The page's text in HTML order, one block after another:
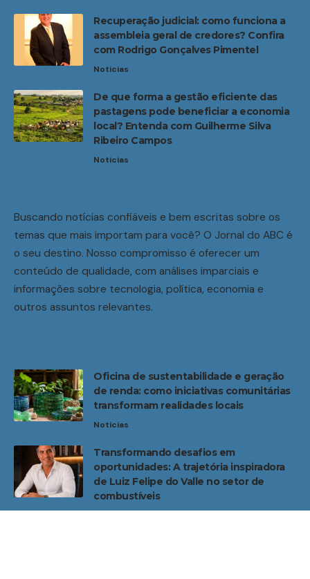
Recuperação judicial: como funciona a
assembleia geral de credores? Confira
com Rodrigo Gonçalves Pimentel
Noticias
De que forma a gestão eficiente das
pastagens pode beneficiar a economia
local? Entenda com Guilherme Silva
Ribeiro Campos
Noticias
Buscando notícias confiáveis e bem escritas sobre os
temas que mais importam para você? O Jornal do ABC é
o seu destino. Nosso compromisso é oferecer um
conteúdo de qualidade, com análises imparciais e
informações sobre tecnologia, política, economia e
outros assuntos relevantes.
Oficina de sustentabilidade e geração
de renda: como iniciativas comunitárias
transformam realidades locais
Noticias
Transformando desafios em
oportunidades: A trajetória inspiradora
de Luiz Felipe do Valle no setor de
combustíveis